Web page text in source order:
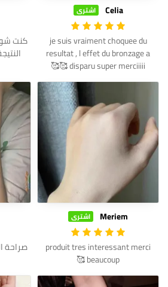
Celia اشترى
je suis vraiment choquee du
resultat , l effet du bronzage a
disparu super merciiiii 🥰🥰
كنت
Meriem اشترى
produit tres interessant merci
beaucoup 🥰
صراحة